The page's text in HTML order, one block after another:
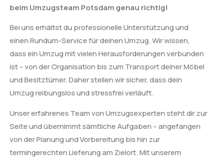
beim Umzugsteam Potsdam genau richtig!
Bei uns erhältst du professionelle Unterstützung und
einen Rundum-Service für deinen Umzug. Wir wissen,
dass ein Umzug mit vielen Herausforderungen verbunden
ist – von der Organisation bis zum Transport deiner Möbel
und Besitztümer. Daher stellen wir sicher, dass dein
Umzug reibungslos und stressfrei verläuft.
Unser erfahrenes Team von Umzugsexperten steht dir zur
Seite und übernimmt sämtliche Aufgaben – angefangen
von der Planung und Vorbereitung bis hin zur
termingerechten Lieferung am Zielort. Mit unserem